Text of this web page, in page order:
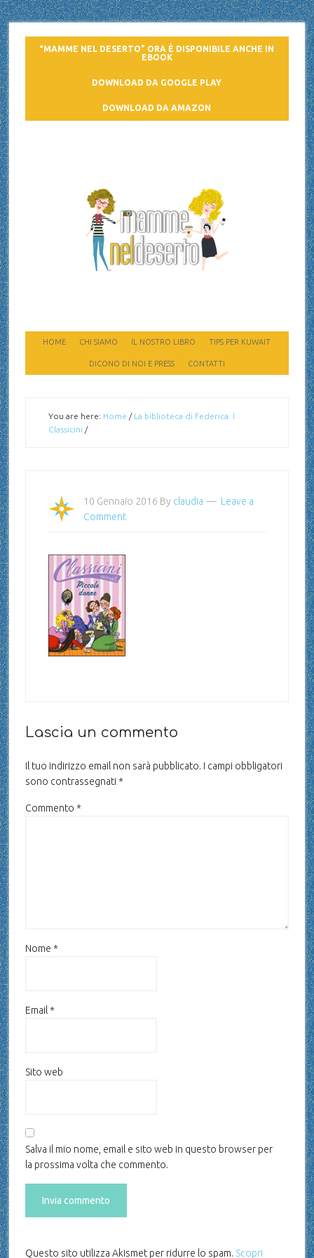
“MAMME NEL DESERTO” ORA È DISPONIBILE ANCHE IN
EBOOK
DOWNLOAD DA GOOGLE PLAY
DOWNLOAD DA AMAZON
HOME CHI SIAMO IL NOSTRO LIBRO TIPS PER KUWAIT
DICONO DI NOI E PRESS CONTATTI
You are here: Home / La biblioteca di Federica: I
Classicini /
10 Gennaio 2016 By claudia
Leave a
Comment
Lascia un commento
Il tuo indirizzo email non sarà pubblicato. I campi obbligatori
sono contrassegnati *
Commento *
Nome *
Email *
Sito web
Salva il mio nome, email e sito web in questo browser per
la prossima volta che commento.
Questo sito utilizza Akismet per ridurre lo spam. Scopri